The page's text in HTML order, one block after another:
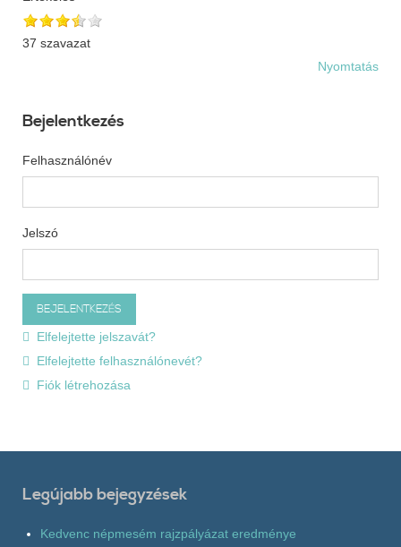
37 szavazat
Nyomtatás
Bejelentkezés
Felhasználónév
Jelszó
Elfelejtette jelszavát?
Elfelejtette felhasználónevét?
Fiók létrehozása
Legújabb bejegyzések
Kedvenc népmesém rajzpályázat eredménye